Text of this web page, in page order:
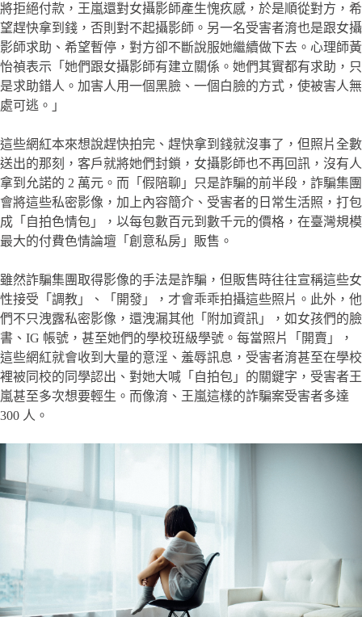
將拒絕付款，王嵐還對女攝影師產生愧疚感，於是順從對方，希
望趕快拿到錢，否則對不起攝影師。另一名受害者淯也是跟女攝
影師求助、希望暫停，對方卻不斷說服她繼續做下去。心理師黃
怡禎表示「她們跟女攝影師有建立關係。她們其實都有求助，只
是求助錯人。加害人用一個黑臉、一個白臉的方式，使被害人無
處可逃。」
這些網紅本來想說趕快拍完、趕快拿到錢就沒事了，但照片全數
送出的那刻，客戶就將她們封鎖，女攝影師也不再回訊，沒有人
拿到允諾的 2 萬元。而「假陪聊」只是詐騙的前半段，詐騙集團
會將這些私密影像，加上內容簡介、受害者的日常生活照，打包
成「自拍色情包」，以每包數百元到數千元的價格，在臺灣規模
最大的付費色情論壇「創意私房」販售。
雖然詐騙集團取得影像的手法是詐騙，但販售時往往宣稱這些女
性接受「調教」、「開發」，才會乖乖拍攝這些照片。此外，他
們不只洩露私密影像，還洩漏其他「附加資訊」，如女孩們的臉
書、IG 帳號，甚至她們的學校班級學號。每當照片「開賣」，
這些網紅就會收到大量的意淫、羞辱訊息，受害者淯甚至在學校
裡被同校的同學認出、對她大喊「自拍包」的關鍵字，受害者王
嵐甚至多次想要輕生。而像淯、王嵐這樣的詐騙案受害者多達
300 人。